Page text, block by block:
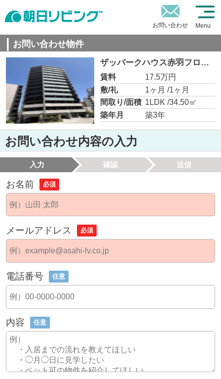
お問い合わせ Menu
お問い合わせ物件
ザッパークハウス赤羽フロント
賃料
17.5万円
敷/礼
1ヶ月 /1ヶ月
間取り/面積 1LDK /34.50㎡
築年月
築3年
お問い合わせ内容の入力
入力 確認 送信
お名前 必須
メールアドレス 必須
電話番号 任意
内容 任意